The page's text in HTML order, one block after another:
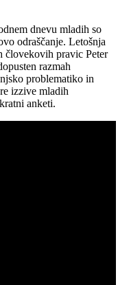
dnevu mladih so
odraščanje. Letošnja
človekovih pravic Peter
razmah
problematiko in
izzive mladih
anketi.